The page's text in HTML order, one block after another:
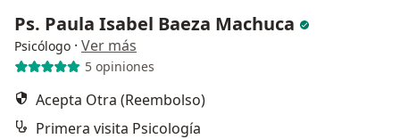
Ps. Paula Isabel Baeza Machuca
Psicólogo · Ver más
5 opiniones
Acepta Otra (Reembolso)
Primera visita Psicología